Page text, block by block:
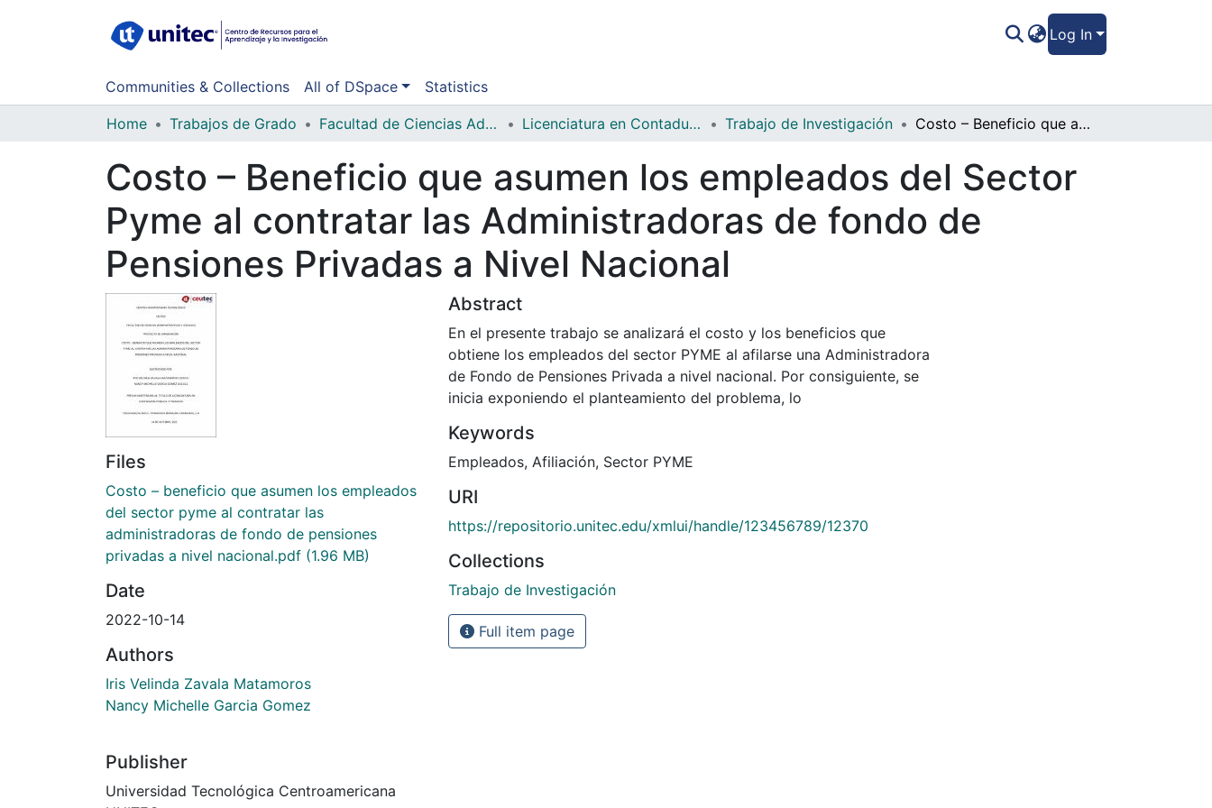
Log In
Communities & Collections All of DSpace Statistics
Home Trabajos de Grado Facultad de Ciencias Administrativas y Sociales Licenciatura en Contaduría Pública y Finanzas Trabajo de Investigación Costo – Beneficio que asumen los empleados del Sector Pyme al contratar las Administradoras de fondo de Pensiones Privadas a Nivel Nacional
Costo – Beneficio que asumen los empleados del Sector
Pyme al contratar las Administradoras de fondo de
Pensiones Privadas a Nivel Nacional
Files
Costo – beneficio que asumen los empleados
del sector pyme al contratar las
administradoras de fondo de pensiones
privadas a nivel nacional.pdf (1.96 MB)
Date
2022-10-14
Authors
Iris Velinda Zavala Matamoros
Nancy Michelle Garcia Gomez
Publisher
Universidad Tecnológica Centroamericana
Abstract
En el presente trabajo se analizará el costo y los beneficios que
obtiene los empleados del sector PYME al afilarse una Administradora
de Fondo de Pensiones Privada a nivel nacional. Por consiguiente, se
inicia exponiendo el planteamiento del problema, lo
Keywords
Empleados, Afiliación, Sector PYME
URI
https://repositorio.unitec.edu/xmlui/handle/123456789/12370
Collections
Trabajo de Investigación
Full item page